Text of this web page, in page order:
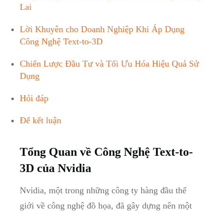
Lai
Lời Khuyên cho Doanh Nghiệp Khi Áp Dụng
Công Nghệ Text-to-3D
Chiến Lược Đầu Tư và Tối Ưu Hóa Hiệu Quả Sử
Dụng
Hỏi đáp
Để kết luận
Tổng Quan về Công Nghệ Text-to-
3D của Nvidia
Nvidia, một trong những công ty hàng đầu thế
giới về công nghệ đồ họa, đã gây dựng nên một